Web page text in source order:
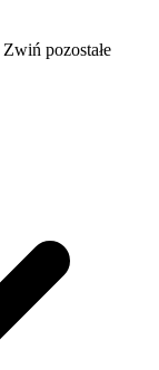
Zwiń pozostałe